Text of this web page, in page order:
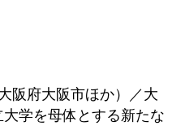
大阪府大阪市ほか）／大
学を母体とする新たな